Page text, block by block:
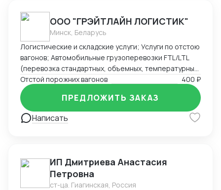
ООО "ГРЭЙТЛАЙН ЛОГИСТИК"
Минск, Беларусь
Логистические и складские услуги; Услуги по отстою
вагонов; Автомобильные грузоперевозки FTL/LTL
(перевозка стандартных, объемных, температурных
и сборных грузов); Железнодорожные перевозки
FCL/LCL — комплексные услуги с гарантией качества
и соблюдением сроков.
Отстой порожних вагонов 400 ₽
Написать
ПРЕДЛОЖИТЬ ЗАКАЗ
ИП Дмитриева Анастасия
Петровна
ст-ца. Гиагинская, Россия